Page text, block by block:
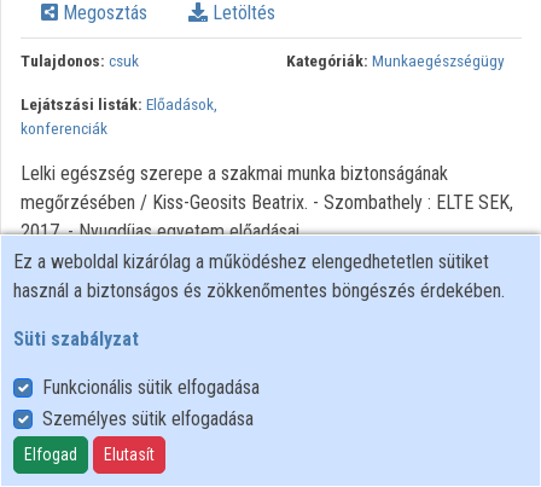
Intézmények
Közreműködők
Megosztás Letöltés
Tulajdonos: csuk Kategóriák: Munkaegészségügy
Lejátszási listák: Előadások,
konferenciák
Lelki egészség szerepe a szakmai munka biztonságának
megőrzésében / Kiss-Geosits Beatrix. - Szombathely : ELTE SEK,
2017. - Nyugdíjas egyetem előadásai
Felhasználói szabályzat
Adatkezelési tájékoztató
Süti szabályzat
Ez a weboldal kizárólag a működéshez elengedhetetlen sütiket
használ a biztonságos és zökkenőmentes böngészés érdekében.
Süti szabályzat
Funkcionális sütik elfogadása
Személyes sütik elfogadása
Elfogad Elutasít